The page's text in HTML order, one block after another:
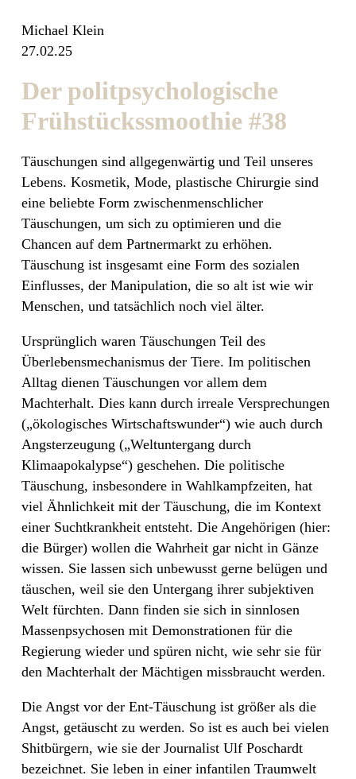
Michael Klein
27.02.25
Der politpsychologische
Frühstückssmoothie #38
Täuschungen sind allgegenwärtig und Teil unseres
Lebens. Kosmetik, Mode, plastische Chirurgie sind
eine beliebte Form zwischenmenschlicher
Täuschungen, um sich zu optimieren und die
Chancen auf dem Partnermarkt zu erhöhen.
Täuschung ist insgesamt eine Form des sozialen
Einflusses, der Manipulation, die so alt ist wie wir
Menschen, und tatsächlich noch viel älter.
Ursprünglich waren Täuschungen Teil des
Überlebensmechanismus der Tiere. Im politischen
Alltag dienen Täuschungen vor allem dem
Machterhalt. Dies kann durch irreale Versprechungen
(„ökologisches Wirtschaftswunder“) wie auch durch
Angsterzeugung („Weltuntergang durch
Klimaapokalypse“) geschehen. Die politische
Täuschung, insbesondere in Wahlkampfzeiten, hat
viel Ähnlichkeit mit der Täuschung, die im Kontext
einer Suchtkrankheit entsteht. Die Angehörigen (hier:
die Bürger) wollen die Wahrheit gar nicht in Gänze
wissen. Sie lassen sich unbewusst gerne belügen und
täuschen, weil sie den Untergang ihrer subjektiven
Welt fürchten. Dann finden sie sich in sinnlosen
Massenpsychosen mit Demonstrationen für die
Regierung wieder und spüren nicht, wie sehr sie für
den Machterhalt der Mächtigen missbraucht werden.
Die Angst vor der Ent-Täuschung ist größer als die
Angst, getäuscht zu werden. So ist es auch bei vielen
Shitbürgern, wie sie der Journalist Ulf Poschardt
bezeichnet. Sie leben in einer infantilen Traumwelt